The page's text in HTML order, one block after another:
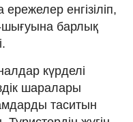
енгізіліп,
шығуына барлық
күрделі
шаралары
таситын